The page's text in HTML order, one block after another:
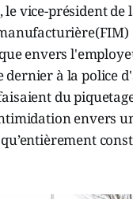
le vice-président de
envers
dernier à la police
du
envers